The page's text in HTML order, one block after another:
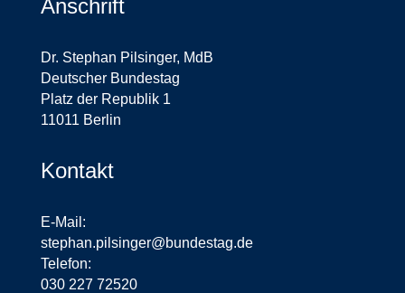
Anschrift
Dr. Stephan Pilsinger, MdB
Deutscher Bundestag
Platz der Republik 1
11011 Berlin
Kontakt
E-Mail:
stephan.pilsinger@bundestag.de
Telefon:
030 227 72520